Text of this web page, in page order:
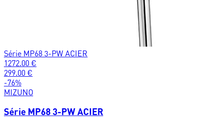
Série MP68 3-PW ACIER
1272.00 €
299.00 €
-76%
MIZUNO
Série MP68 3-PW ACIER